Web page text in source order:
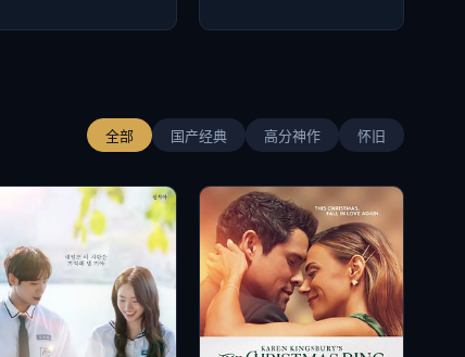
全部 国产经典 高分神作 怀旧